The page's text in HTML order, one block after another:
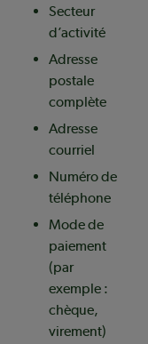
Secteur
d’activité
Adresse
postale
complète
Adresse
courriel
Numéro de
téléphone
Mode de
paiement
(par
exemple :
chèque,
virement)